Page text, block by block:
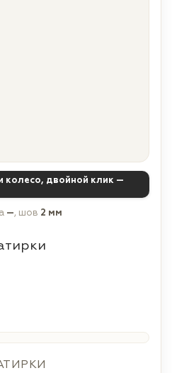
колесо, двойной клик —
—, шов 2 мм